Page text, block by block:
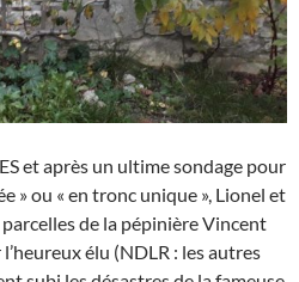
et après un ultime sondage pour
» ou « en tronc unique », Lionel et
de la pépinière Vincent
élu (NDLR : les autres